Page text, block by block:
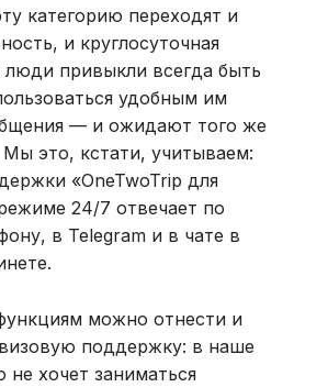
категорию переходят и
и круглосуточная
привыкли всегда быть
удобным им
— и ожидают того же
Мы это, кстати, учитываем:
«OneTwoTrip для
24/7 отвечает по
в Telegram и в чате в
можно отнести и
поддержку: в наше
не хочет заниматься